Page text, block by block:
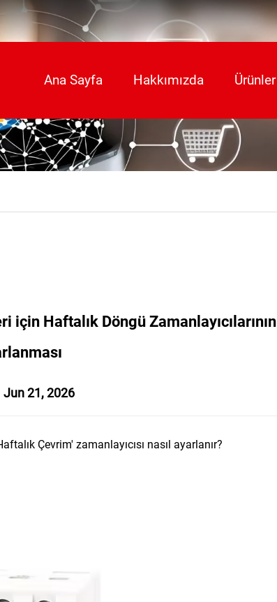
Ana Sayfa Hakkımızda Ürünler
Haftalık Döngü Zamanlayıcılarının
Jun 21, 2026
Çevrim' zamanlayıcısı nasıl ayarlanır?